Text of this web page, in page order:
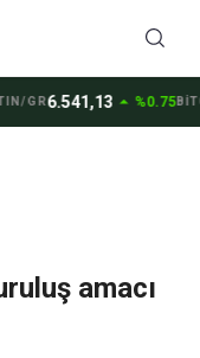
GR6.541,13arrow_drop_up%0.75
amacı